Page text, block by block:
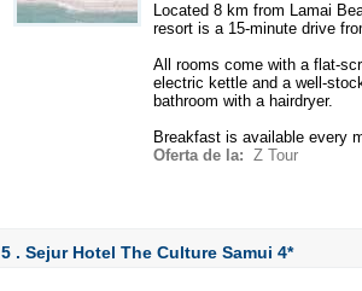
Located 8 km from Lamai
resort is a 15-minute drive
All rooms come with a flat-
electric kettle and a well-
bathroom with a hairdryer.
Breakfast is available every
Oferta de la: Z Tour
5 . Sejur Hotel The Culture Samui 4*